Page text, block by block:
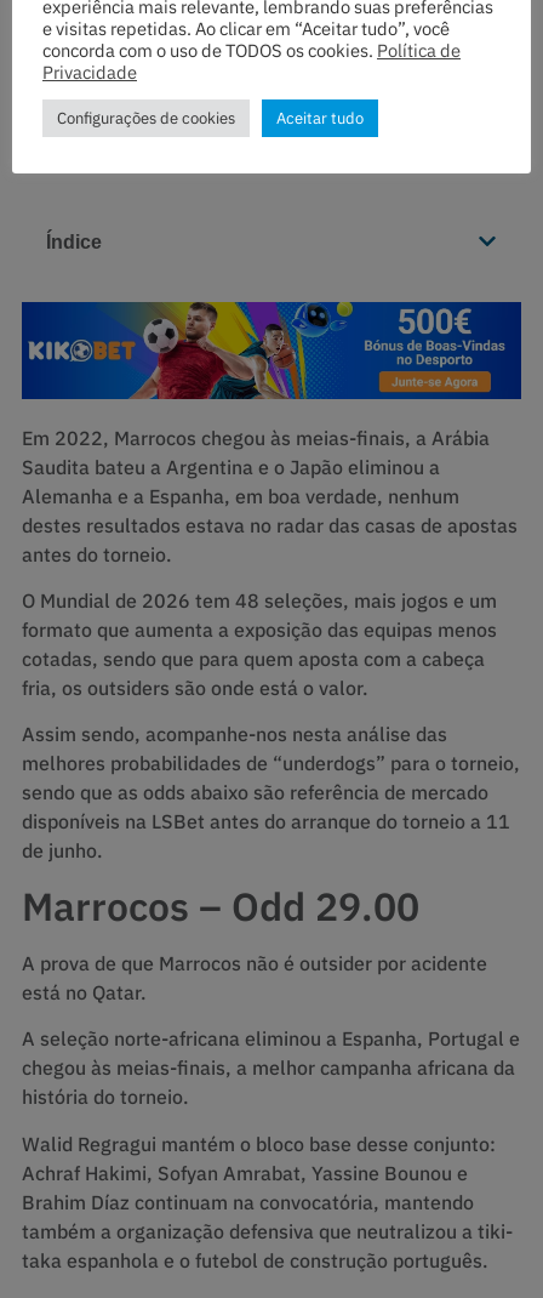
Como Outsiders?
Índice
Em 2022, Marrocos chegou às meias-finais, a Arábia
Saudita bateu a Argentina e o Japão eliminou a
Alemanha e a Espanha, em boa verdade, nenhum
destes resultados estava no radar das casas de apostas
antes do torneio.
O Mundial de 2026 tem 48 seleções, mais jogos e um
formato que aumenta a exposição das equipas menos
cotadas, sendo que para quem aposta com a cabeça
fria, os outsiders são onde está o valor.
Assim sendo, acompanhe-nos nesta análise das
melhores probabilidades de “underdogs” para o torneio,
sendo que as odds abaixo são referência de mercado
disponíveis na LSBet antes do arranque do torneio a 11
de junho.
Marrocos – Odd 29.00
A prova de que Marrocos não é outsider por acidente
está no Qatar.
A seleção norte-africana eliminou a Espanha, Portugal e
chegou às meias-finais, a melhor campanha africana da
história do torneio.
Walid Regragui mantém o bloco base desse conjunto:
Achraf Hakimi, Sofyan Amrabat, Yassine Bounou e
Brahim Díaz continuam na convocatória, mantendo
também a organização defensiva que neutralizou a tiki-
taka espanhola e o futebol de construção português.
experiência mais relevante, lembrando suas preferências
e visitas repetidas. Ao clicar em “Aceitar tudo”, você
concorda com o uso de TODOS os cookies. Política de
Privacidade
Configurações de cookies Aceitar tudo